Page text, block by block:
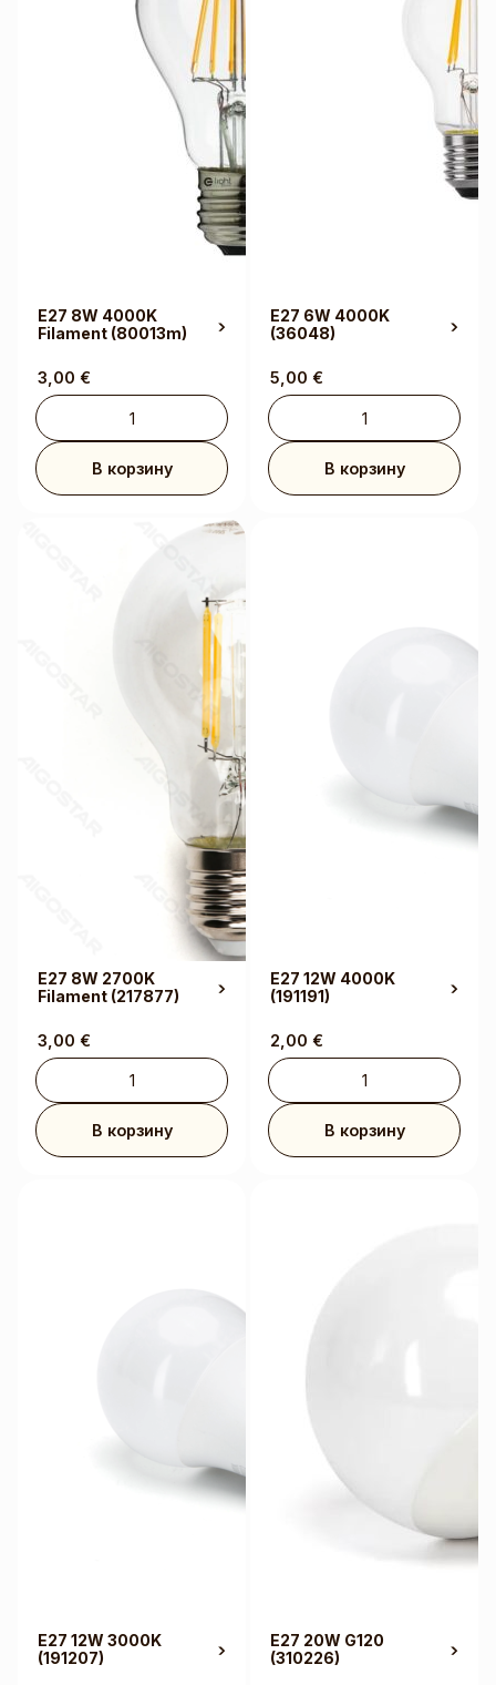
E27 8W 4000K
Filament (80013m)
3,00 €
В корзину
E27 6W 4000K
(36048)
5,00 €
В корзину
E27 8W 2700K
Filament (217877)
3,00 €
В корзину
E27 12W 4000K
(191191)
2,00 €
В корзину
E27 12W 3000K
(191207)
E27 20W G120
(310226)